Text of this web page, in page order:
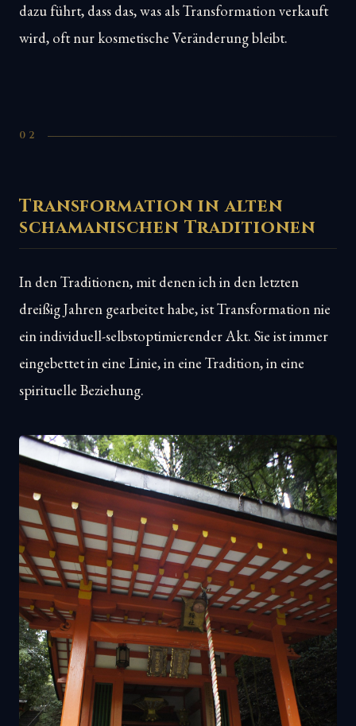
dazu führt, dass das, was als Transformation verkauft
wird, oft nur kosmetische Veränderung bleibt.
02
Transformation in alten
schamanischen Traditionen
In den Traditionen, mit denen ich in den letzten
dreißig Jahren gearbeitet habe, ist Transformation nie
ein individuell-selbstoptimierender Akt. Sie ist immer
eingebettet in eine Linie, in eine Tradition, in eine
spirituelle Beziehung.